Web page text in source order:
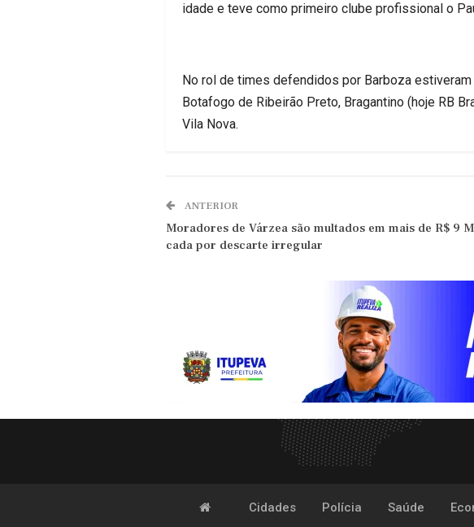
idade e teve como primeiro clube profissional o
No rol de times defendidos por Barboza
Botafogo de Ribeirão Preto, Bragantino (hoje RB
Vila Nova.
ANTERIOR
Moradores de Várzea são multados em mais de R$ 9
cada por descarte irregular
Cidades Polícia Saúde